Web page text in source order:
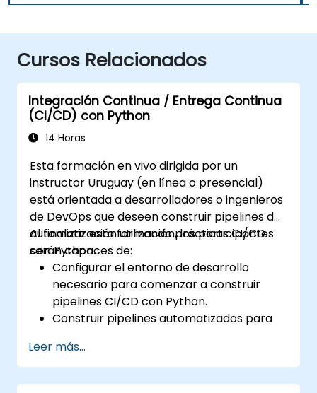
Cursos Relacionados
Integración Continua / Entrega Continua
(CI/CD) con Python
14 Horas
Esta formación en vivo dirigida por un
instructor Uruguay (en línea o presencial)
está orientada a desarrolladores o ingenieros
de DevOps que deseen construir pipelines de
automatización utilizando prácticas CI/CD
con Python.
Al finalizar esta formación, los participantes
serán capaces de:
Configurar el entorno de desarrollo
necesario para comenzar a construir
pipelines CI/CD con Python.
Construir pipelines automatizados para
utilizando Travis-CI.
Automatizar la implementación de
aplicaciones contenedores con Docker y
Leer más...